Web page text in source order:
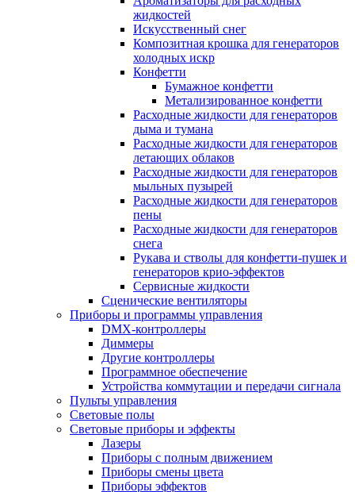
жидкостей
Искусственный снег
Композитная крошка для генераторов
холодных искр
Конфетти
Бумажное конфетти
Метализированное конфетти
Расходные жидкости для генераторов
дыма и тумана
Расходные жидкости для генераторов
летающих облаков
Расходные жидкости для генераторов
мыльных пузырей
Расходные жидкости для генераторов
пены
Расходные жидкости для генераторов
снега
Рукава и стволы для конфетти-пушек и
генераторов крио-эффектов
Сервисные жидкости
Сценические вентиляторы
Приборы и программы управления
DMX-контроллеры
Диммеры
Другие контроллеры
Программное обеспечение
Устройства коммутации и передачи сигнала
Пульты управления
Световые полы
Световые приборы и эффекты
Лазеры
Приборы с полным движением
Приборы смены цвета
Приборы эффектов